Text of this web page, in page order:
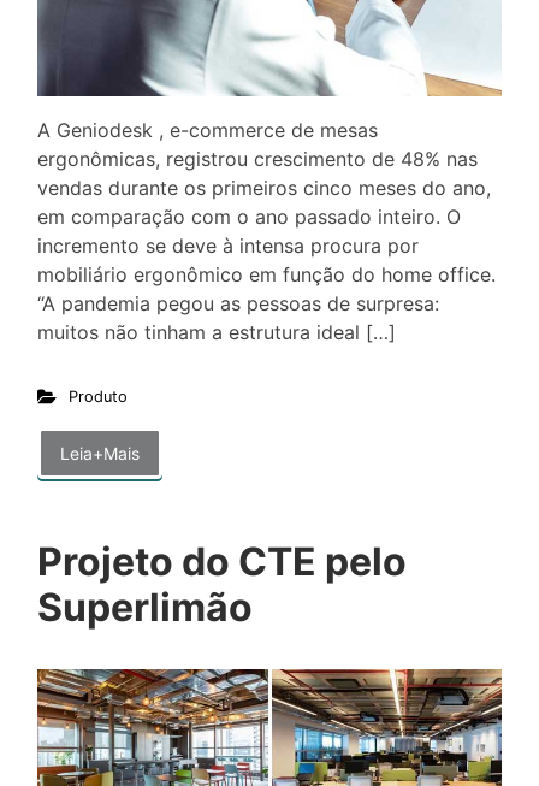
A Geniodesk , e-commerce de mesas
ergonômicas, registrou crescimento de 48% nas
vendas durante os primeiros cinco meses do ano,
em comparação com o ano passado inteiro. O
incremento se deve à intensa procura por
mobiliário ergonômico em função do home office.
“A pandemia pegou as pessoas de surpresa:
muitos não tinham a estrutura ideal […]
Produto
Leia+Mais
Projeto do CTE pelo
Superlimão